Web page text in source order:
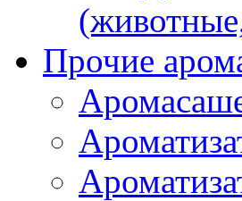
Прочие